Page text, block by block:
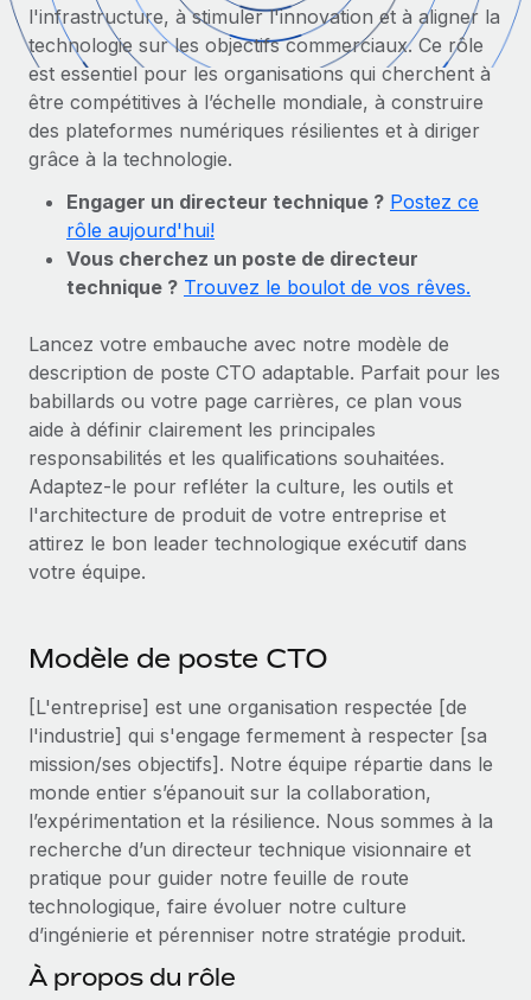
Gestion des freelances
Intégrez et gérez vos freelances partout dans le monde
PEO
Sous-traitez les opérations complexes liées à l’emploi
INFRASTRUCTURE
Intégration Remote
Intégrez vos RH aux flux de travail en toute simplicité
Des fonctions RH clés intégrées pour votre équipe
Connecter
Nouveau
Connectez n'importe quel outil d’IA à Remote grâce à
notre MCP
Intégrations
Rationalisez vos processus avec des outils essentiels
Demandez aux experts
Recevez des conseils d’experts sur les RH à
l’international et la conformité
Contrôles d’antécédents
Simplifiez vos processus de présélection des
Remote Watchtower
Gardez un temps d’avance sur les risques en
matière de conformité
Gestion des appareils
Comparer Remote
Examinez notre service par rapport aux autres
CROISSANCE
Start-ups
Des solutions agiles et internationales pour les RH et la
paie des entreprises en pleine croissance
Entreprises intermédiaires
Développez vos équipes avec des solutions RH sur
Entreprise
Les RH à l’international pour les grandes entreprises
TRAVAILLONS ENSEMBLE
Partenaires stratégiques de la tech
Intégrez les RH à l’international de manière flexible
Remote Build Bientôt disponible
Conseil en intégrations et automatisations assistées par
l’IA
ÉTUDES DE CAS
pays
Calculateur de paiement des freelances
Découvrez les devises disponibles et les vitesses de
paiement pour vos freelances internationaux
APPRENDRE AVEC REMOTE
Recherche et guides
Études de cas
Glossaire RH
Checklists et modèles
Descriptions de postes
Webinaires
Événements
Salle de presse
Obtenir de l’aide
Voir toutes les ressources
BLOG
Paie multipays
EOR et PEO
Gestion des freelances
Nederlands
Français
Deutsch
Español
Português (Portugal)
日本語
中文（简体）
Connexion
l'infrastructure, à stimuler l'innovation et à aligner la
technologie sur les objectifs commerciaux. Ce rôle
est essentiel pour les organisations qui cherchent à
être compétitives à l’échelle mondiale, à construire
des plateformes numériques résilientes et à diriger
grâce à la technologie.
Engager un directeur technique ? Postez ce
rôle aujourd'hui!
Vous cherchez un poste de directeur
technique ? Trouvez le boulot de vos rêves.
Lancez votre embauche avec notre modèle de
description de poste CTO adaptable. Parfait pour les
babillards ou votre page carrières, ce plan vous
aide à définir clairement les principales
responsabilités et les qualifications souhaitées.
Adaptez-le pour refléter la culture, les outils et
l'architecture de produit de votre entreprise et
attirez le bon leader technologique exécutif dans
votre équipe.
Modèle de poste CTO
[L'entreprise] est une organisation respectée [de
l'industrie] qui s'engage fermement à respecter [sa
mission/ses objectifs]. Notre équipe répartie dans le
monde entier s’épanouit sur la collaboration,
l’expérimentation et la résilience. Nous sommes à la
recherche d’un directeur technique visionnaire et
pratique pour guider notre feuille de route
technologique, faire évoluer notre culture
d’ingénierie et pérenniser notre stratégie produit.
À propos du rôle